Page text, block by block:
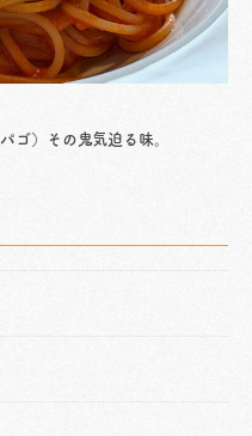
ゴ）その鬼気迫る味。